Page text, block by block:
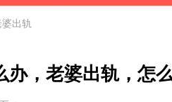
婆出轨
，老婆出轨，怎